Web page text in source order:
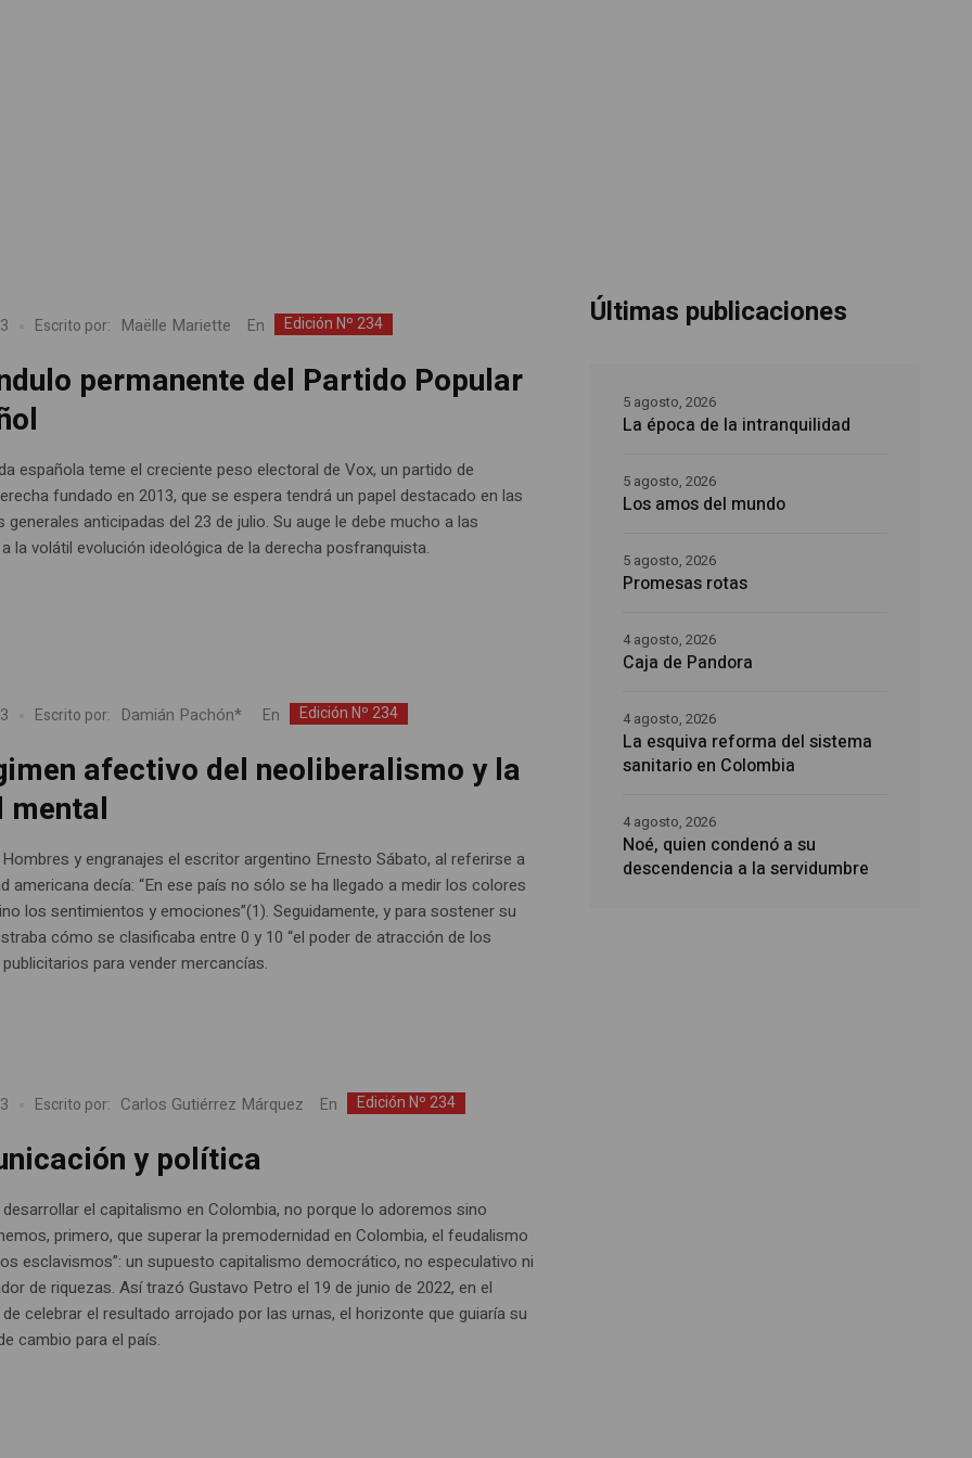
Escrito por: Maëlle Mariette En Edición Nº 234
permanente del Partido Popular
española teme el creciente peso electoral de Vox, un partido de
fundado en 2013, que se espera tendrá un papel destacado en las
generales anticipadas del 23 de julio. Su auge le debe mucho a las
la volátil evolución ideológica de la derecha posfranquista.
Escrito por: Damián Pachón* En Edición Nº 234
afectivo del neoliberalismo y la
mental
y engranajes el escritor argentino Ernesto Sábato, al referirse a
americana decía: “En ese país no sólo se ha llegado a medir los colores
los sentimientos y emociones”(1). Seguidamente, y para sostener su
cómo se clasificaba entre 0 y 10 “el poder de atracción de los
para vender mercancías.
Escrito por: Carlos Gutiérrez Márquez En Edición Nº 234
y política
el capitalismo en Colombia, no porque lo adoremos sino
primero, que superar la premodernidad en Colombia, el feudalismo
esclavismos”: un supuesto capitalismo democrático, no especulativo ni
de riquezas. Así trazó Gustavo Petro el 19 de junio de 2022, en el
celebrar el resultado arrojado por las urnas, el horizonte que guiaría su
cambio para el país.
Últimas publicaciones
La época de la intranquilidad
5 agosto, 2026
Los amos del mundo
5 agosto, 2026
Promesas rotas
5 agosto, 2026
Caja de Pandora
4 agosto, 2026
La esquiva reforma del sistema
sanitario en Colombia
4 agosto, 2026
Noé, quien condenó a su
descendencia a la servidumbre
4 agosto, 2026